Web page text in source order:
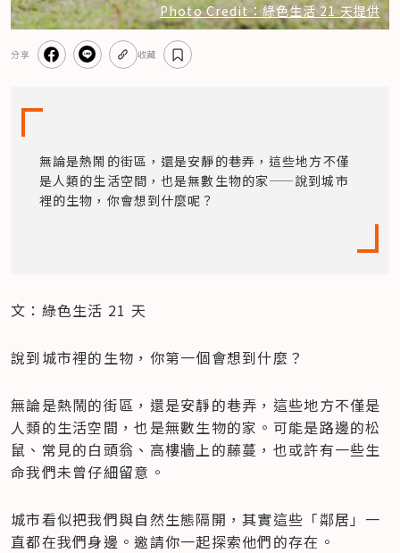
Photo Credit：綠色生活 21 天提供
分享 收藏
無論是熱鬧的街區，還是安靜的巷弄，這些地方不僅
是人類的生活空間，也是無數生物的家——說到城市
裡的生物，你會想到什麼呢？
文：綠色生活 21 天
說到城市裡的生物，你第一個會想到什麼？
無論是熱鬧的街區，還是安靜的巷弄，這些地方不僅是
人類的生活空間，也是無數生物的家。可能是路邊的松
鼠、常見的白頭翁、高樓牆上的藤蔓，也或許有一些生
命我們未曾仔細留意。
城市看似把我們與自然生態隔開，其實這些「鄰居」一
直都在我們身邊。邀請你一起探索他們的存在。